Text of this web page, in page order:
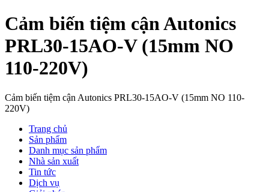
Cảm biến tiệm cận Autonics
PRL30-15AO-V (15mm NO
110-220V)
Cảm biến tiệm cận Autonics PRL30-15AO-V (15mm NO 110-
220V)
Trang chủ
Sản phẩm
Danh mục sản phẩm
Nhà sản xuất
Tin tức
Dịch vụ